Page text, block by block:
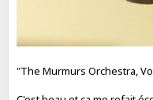
"The Murmurs Orchestra,